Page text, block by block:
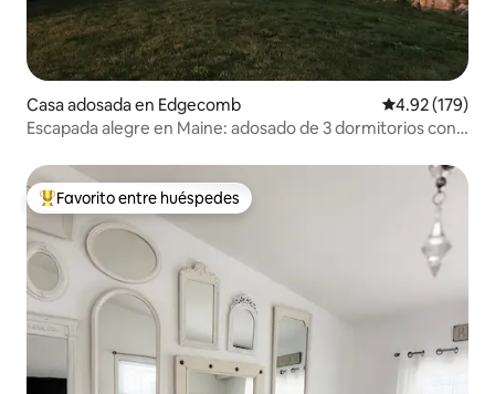
Casa adosada en Edgecomb Calificación
4.92 (179)
Escapada alegre en Maine: adosado de 3 dormitorios con
Favorito entre huéspedes preferido
Favorito entre huéspedes